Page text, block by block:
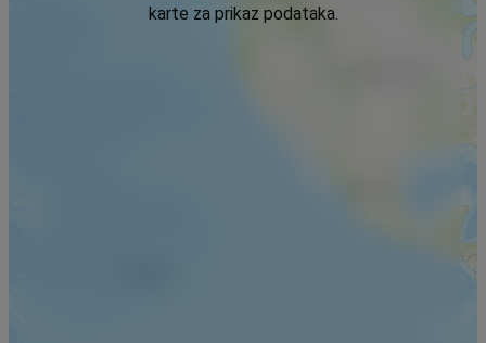
karte za prikaz podataka.